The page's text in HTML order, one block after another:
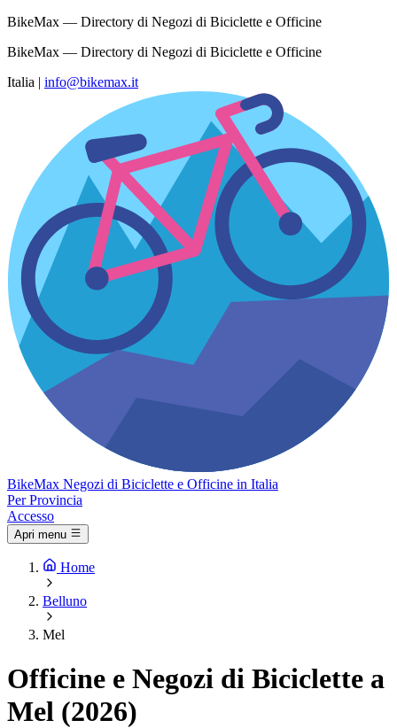
BikeMax — Directory di Negozi di Biciclette e Officine
BikeMax — Directory di Negozi di Biciclette e Officine
Italia | info@bikemax.it
BikeMax Negozi di Biciclette e Officine in Italia
Per Provincia
Accesso
Apri menu
Home
Belluno
Mel
Officine e Negozi di Biciclette a
Mel (2026)